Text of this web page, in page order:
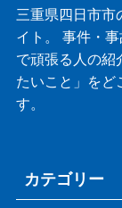
三重県四日市市
イト。 事件・
で頑張る人の紹
たいこと」をど
す。
カテゴリー